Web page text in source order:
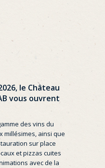
le Château
vous ouvrent
des vins du
millésimes, ainsi que
sur place
et pizzas cuites
avec de la